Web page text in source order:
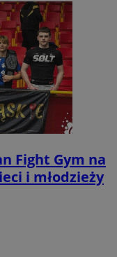
Fight Gym na
i młodzieży